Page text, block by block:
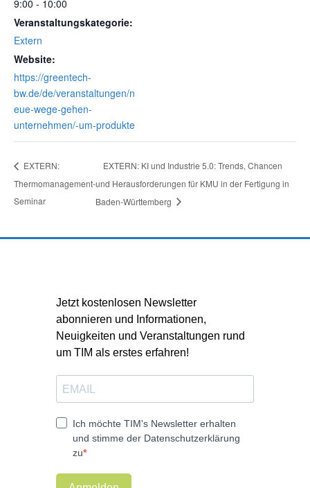
9:00 - 10:00
Veranstaltungskategorie:
Extern
Website:
https://greentech-
bw.de/de/veranstaltungen/n
eue-wege-gehen-
unternehmen/-um-produkte
EXTERN:
Thermomanagement-
Seminar
EXTERN: KI und Industrie 5.0: Trends, Chancen
und Herausforderungen für KMU in der Fertigung in
Baden-Württemberg